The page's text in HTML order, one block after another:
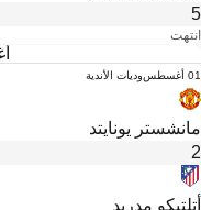
5
انتهت
01 أغسطس وديات الأندية
مانشستر يونايتد
2
أتلتيكو مدريد